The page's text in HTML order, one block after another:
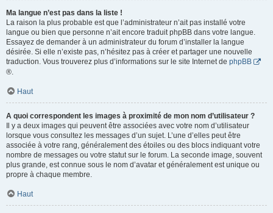
Ma langue n’est pas dans la liste !
La raison la plus probable est que l’administrateur n’ait pas installé votre
langue ou bien que personne n’ait encore traduit phpBB dans votre langue.
Essayez de demander à un administrateur du forum d’installer la langue
désirée. Si elle n’existe pas, n’hésitez pas à créer et partager une nouvelle
traduction. Vous trouverez plus d’informations sur le site Internet de phpBB
®.
Haut
A quoi correspondent les images à proximité de mon nom d’utilisateur ?
Il y a deux images qui peuvent être associées avec votre nom d’utilisateur
lorsque vous consultez les messages d’un sujet. L’une d’elles peut être
associée à votre rang, généralement des étoiles ou des blocs indiquant votre
nombre de messages ou votre statut sur le forum. La seconde image, souvent
plus grande, est connue sous le nom d’avatar et généralement est unique ou
propre à chaque membre.
Haut